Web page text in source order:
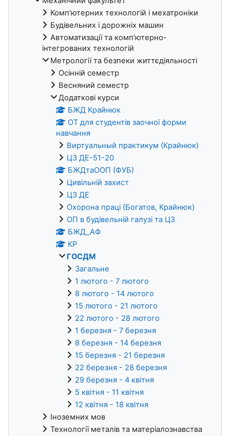
Комп'ютерних технологій і мехатроніки
Будівельних і дорожніх машин
Автоматизації та комп’ютерно-
інтегрованих технологій
Метрології та безпеки життєдіяльності
Осінній семестр
Весняний семестр
Додаткові курси
БЖД Крайнюк
ОТ для студентів заочної форми
навчання
Виртуальный практикум (Крайнюк)
ЦЗ ДЕ-51-20
БЖДтаООП (ФУБ)
Цивільній захист
ЦЗ ДЕ
Охорона праці (Богатов, Крайнюк)
ОП в будівельній галузі та ЦЗ
БЖД_АФ
КР
ГОСДМ
Загальне
1 лютого - 7 лютого
8 лютого - 14 лютого
15 лютого - 21 лютого
22 лютого - 28 лютого
1 березня - 7 березня
8 березня - 14 березня
15 березня - 21 березня
22 березня - 28 березня
29 березня - 4 квітня
5 квітня - 11 квітня
12 квітня - 18 квітня
Іноземних мов
Технології металів та матеріалознавства